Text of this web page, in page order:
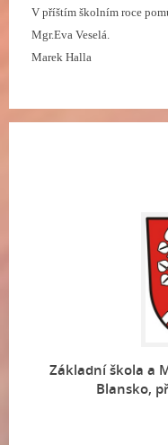
V příštím školním roce
Mgr.Eva Veselá.
Marek Halla
Základní škola a
Blansko,